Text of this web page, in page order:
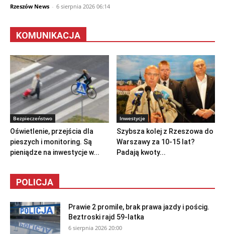
Rzeszów News - 6 sierpnia 2026 06:14
KOMUNIKACJA
Bezpieczeństwo
Oświetlenie, przejścia dla
pieszych i monitoring. Są
pieniądze na inwestycje w...
Inwestycje
Szybsza kolej z Rzeszowa do
Warszawy za 10-15 lat?
Padają kwoty...
POLICJA
Prawie 2 promile, brak prawa jazdy i pościg.
Beztroski rajd 59-latka
6 sierpnia 2026 20:00